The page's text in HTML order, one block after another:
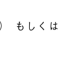
もしくは